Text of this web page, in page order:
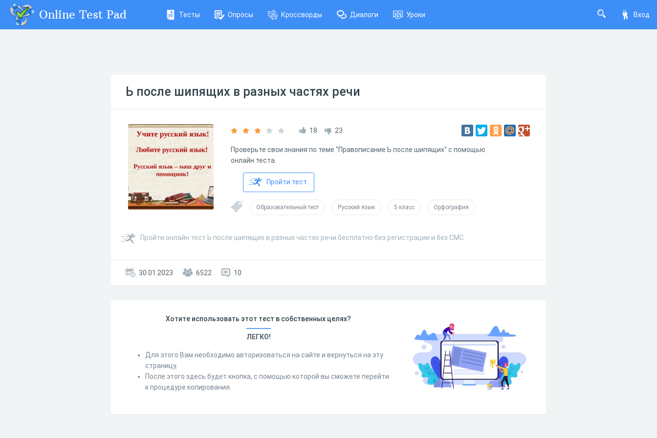
Вход
Online Test Pad Тесты Опросы Кроссворды Диалоги Уроки
Ь после шипящих в разных частях речи
18 23
Проверьте свои знания по теме "Правописание Ь после шипящих" с помощью
онлайн теста.
Пройти тест
Образовательный тест Русский язык 5 класс Орфография
Пройти онлайн тест Ь после шипящих в разных частях речи бесплатно без регистрации и без СМС
30.01.2023 6522 10
Хотите использовать этот тест в собственных целях?
ЛЕГКО!
Для этого Вам необходимо авторизоваться на сайте и вернуться на эту
страницу.
После этого здесь будет кнопка, с помощью которой вы сможете перейти
к процедуре копирования.